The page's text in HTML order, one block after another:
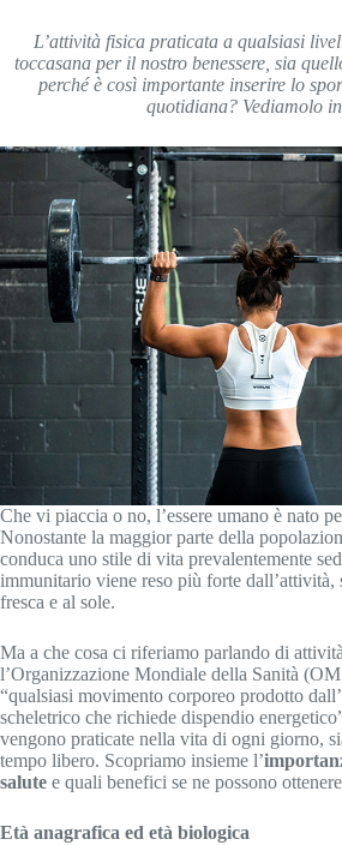
L’attività fisica praticata a qualsiasi
toccasana per il nostro benessere, sia
perché è così importante inserire lo
quotidiana? Vediamolo
Che vi piaccia o no, l’essere umano è nato
Nonostante la maggior parte della
conduca uno stile di vita prevalentemente
immunitario viene reso più forte dall’attività,
fresca e al sole.
Ma a che cosa ci riferiamo parlando di
l’Organizzazione Mondiale della Sanità
“qualsiasi movimento corporeo prodotto
scheletrico che richiede dispendio
vengono praticate nella vita di ogni giorno,
tempo libero. Scopriamo insieme l’
salute e quali benefici se ne possono
Età anagrafica ed età biologica